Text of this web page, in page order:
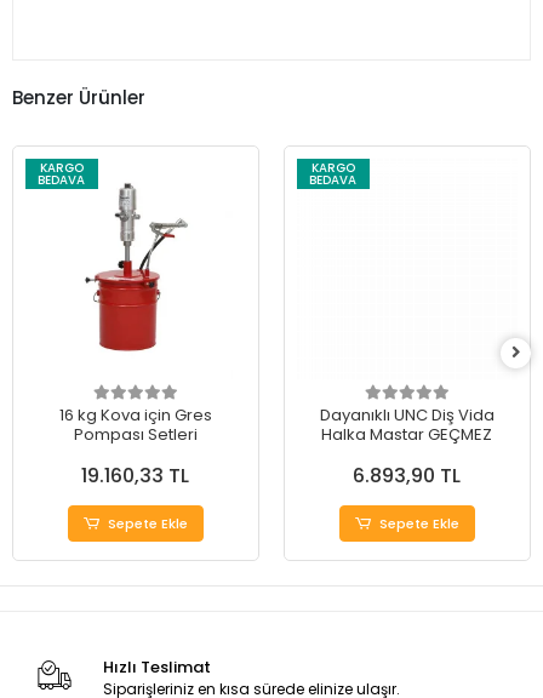
Benzer Ürünler
KARGO
BEDAVA
16 kg Kova için Gres
Pompası Setleri
19.160,33 TL
Sepete Ekle
KARGO
BEDAVA
Dayanıklı UNC Diş Vida
Halka Mastar GEÇMEZ
6.893,90 TL
Sepete Ekle
Hızlı Teslimat
Siparişleriniz en kısa sürede elinize ulaşır.